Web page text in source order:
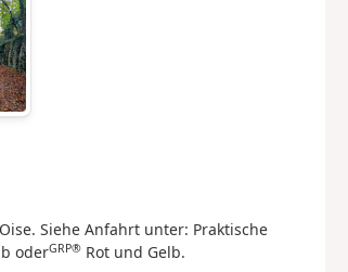
Siehe Anfahrt unter: Praktische
oderGRP®Rot und Gelb.